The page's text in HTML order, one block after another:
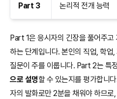
Part 3 논리적 전개 능력
Part 1은 응시자의 긴장을 풀어주고
하는 단계입니다. 본인의 직업, 학업
질문이 주를 이룹니다. Part 2는 특
으로 설명할 수 있는지를 평가합니
자의 발화로만 2분을 채워야 하므